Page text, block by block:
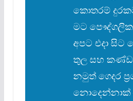
කොතරම්
මට
අපට එදා සිට
තුල සහ
නමුත් ගෙදර ප්
නොදෙන්නාක්